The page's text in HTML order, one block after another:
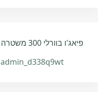
פיאג'ו בוורלי 300 משטרה
admin_d338q9wt